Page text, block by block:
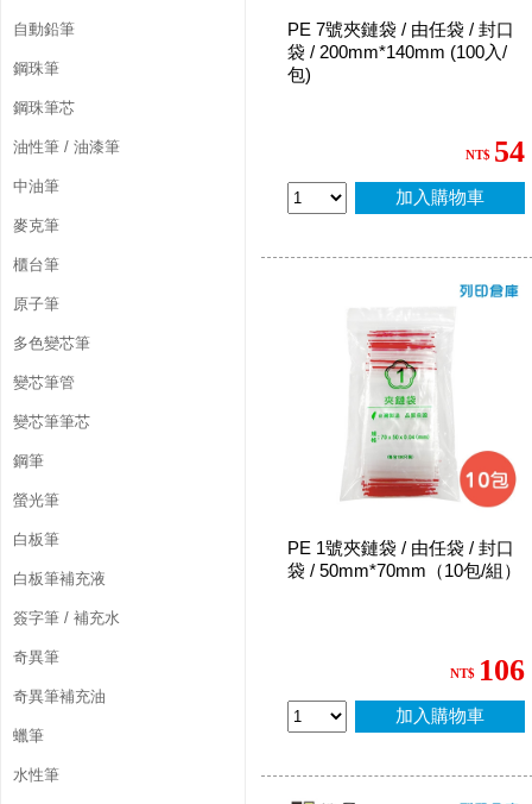
自動鉛筆
鋼珠筆
鋼珠筆芯
油性筆 / 油漆筆
中油筆
麥克筆
櫃台筆
原子筆
多色變芯筆
變芯筆管
變芯筆筆芯
鋼筆
螢光筆
白板筆
白板筆補充液
簽字筆 / 補充水
奇異筆
奇異筆補充油
蠟筆
水性筆
PE 7號夾鏈袋 / 由任袋 / 封口
袋 / 200mm*140mm (100入/
包)
NT$ 54
加入購物車
PE 1號夾鏈袋 / 由任袋 / 封口
袋 / 50mm*70mm（10包/組）
NT$ 106
加入購物車